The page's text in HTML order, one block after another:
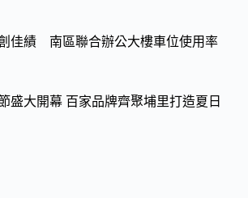
佳績 南區聯合辦公大樓車位使用率
盛大開幕 百家品牌齊聚埔里打造夏日